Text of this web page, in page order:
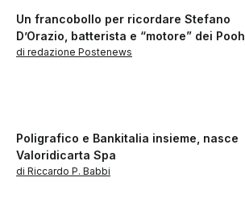
Un francobollo per ricordare Stefano
D’Orazio, batterista e “motore” dei Pooh
di redazione Postenews
Poligrafico e Bankitalia insieme, nasce
Valoridicarta Spa
di Riccardo P. Babbi